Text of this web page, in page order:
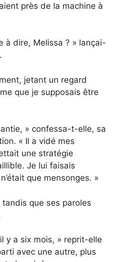
près de la machine à
à dire, Melissa ? » lançai-
jetant un regard
que je supposais être
» confessa-t-elle, sa
« Il a vidé mes
une stratégie
Je lui faisais
que mensonges. »
que ses paroles
y a six mois, » reprit-elle
avec une autre, plus